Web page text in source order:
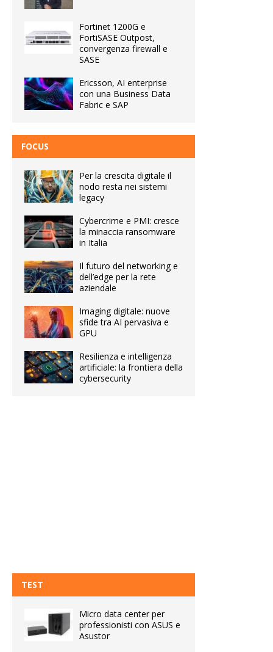
Fortinet 1200G e
FortiSASE Outpost,
convergenza firewall e
SASE
Ericsson, AI enterprise
con una Business Data
Fabric e SAP
FOCUS
Per la crescita digitale il
nodo resta nei sistemi
legacy
Cybercrime e PMI: cresce
la minaccia ransomware
in Italia
Il futuro del networking e
dell’edge per la rete
aziendale
Imaging digitale: nuove
sfide tra AI pervasiva e
GPU
Resilienza e intelligenza
artificiale: la frontiera della
cybersecurity
TEST
Micro data center per
professionisti con ASUS e
Asustor